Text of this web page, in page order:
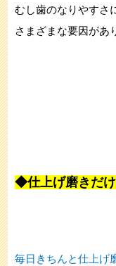
むし歯のなりやすさ
さまざまな要因があ
◆仕上げ磨きだ
毎日きちんと仕上げ